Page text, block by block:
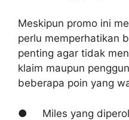
Meskipun promo ini
perlu memperhatikan
penting agar tidak
klaim maupun
beberapa poin yang
● Miles yang